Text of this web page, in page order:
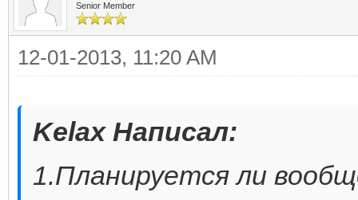
Senior Member
12-01-2013, 11:20 AM
Kelax Написал:
1.Планируется ли